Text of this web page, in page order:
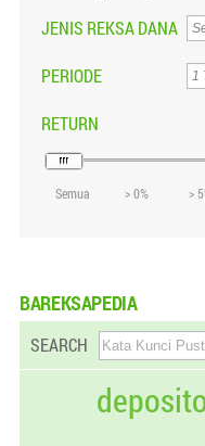
JENIS REKSA DANA
PERIODE
RETURN
Semua > 0% >
BAREKSAPEDIA
SEARCH